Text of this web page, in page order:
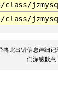
class/
class/
将此出错信息详细
们深感歉意.